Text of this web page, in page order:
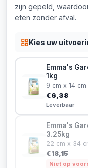
zijn gepeld,
eten zonder afval.
Kies uw
Emma's
1kg
9 cm x 14 cm
€6,38
Leverbaar
Emma's
3.25kg
22 cm x 34
€18,15
Niet op